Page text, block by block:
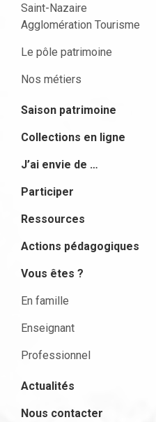
Saint-Nazaire
Agglomération Tourisme
Le pôle patrimoine
Nos métiers
Saison patrimoine
Collections en ligne
J’ai envie de …
Participer
Ressources
Actions pédagogiques
Vous êtes ?
En famille
Enseignant
Professionnel
Actualités
Nous contacter